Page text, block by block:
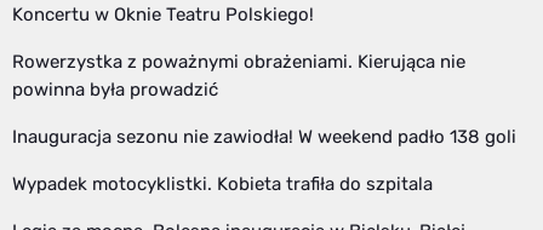
Koncertu w Oknie Teatru Polskiego!
Rowerzystka z poważnymi obrażeniami. Kierująca nie
powinna była prowadzić
Inauguracja sezonu nie zawiodła! W weekend padło 138 goli
Wypadek motocyklistki. Kobieta trafiła do szpitala